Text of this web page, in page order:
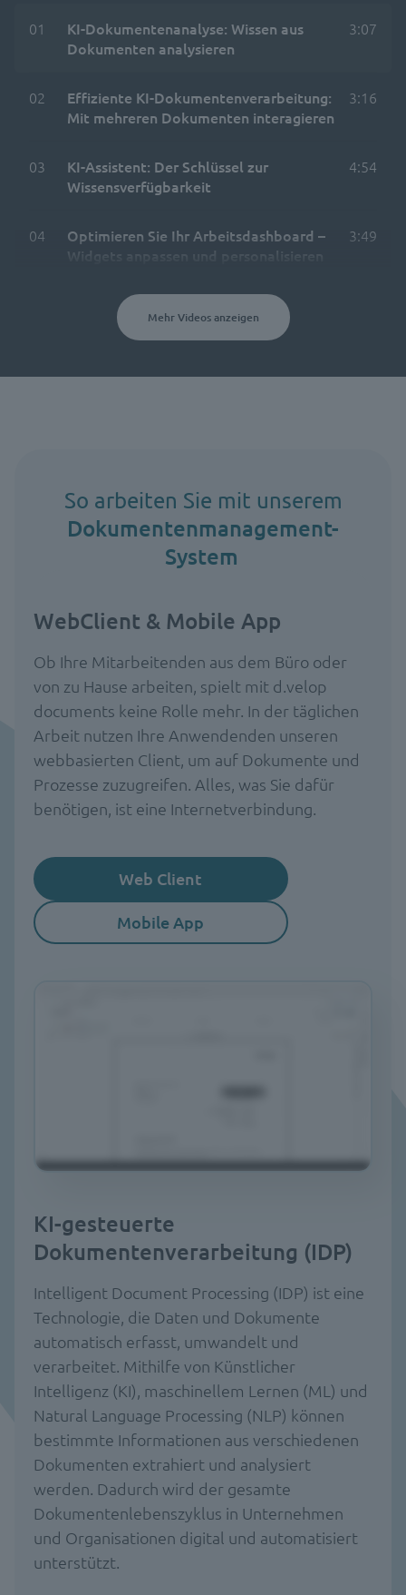
01
KI-Dokumentenanalyse: Wissen aus
Dokumenten analysieren
3:07
02
Effiziente KI-Dokumentenverarbeitung:
Mit mehreren Dokumenten interagieren
3:16
03
KI-Assistent: Der Schlüssel zur
Wissensverfügbarkeit
4:54
04
Optimieren Sie Ihr Arbeitsdashboard –
Widgets anpassen und personalisieren
3:49
Mehr Videos anzeigen
So arbeiten Sie mit unserem
Dokumentenmanagement-
System
WebClient & Mobile App
Ob Ihre Mitarbeitenden aus dem Büro oder
von zu Hause arbeiten, spielt mit d.velop
documents keine Rolle mehr. In der täglichen
Arbeit nutzen Ihre Anwendenden unseren
webbasierten Client, um auf Dokumente und
Prozesse zuzugreifen. Alles, was Sie dafür
benötigen, ist eine Internetverbindung.
Web Client
Mobile App
KI-gesteuerte
Dokumentenverarbeitung (IDP)
Intelligent Document Processing (IDP) ist eine
Technologie, die Daten und Dokumente
automatisch erfasst, umwandelt und
verarbeitet. Mithilfe von Künstlicher
Intelligenz (KI), maschinellem Lernen (ML) und
Natural Language Processing (NLP) können
bestimmte Informationen aus verschiedenen
Dokumenten extrahiert und analysiert
werden. Dadurch wird der gesamte
Dokumentenlebenszyklus in Unternehmen
und Organisationen digital und automatisiert
unterstützt.